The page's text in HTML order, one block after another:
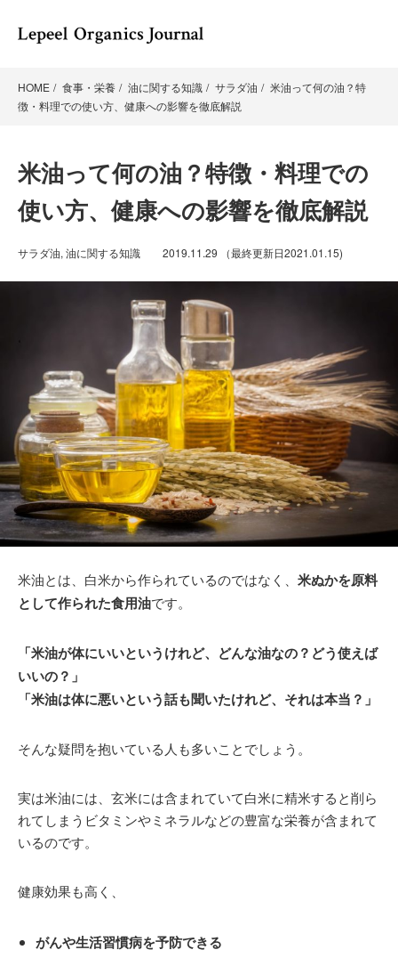
HOME 食事・栄養 油に関する知識 サラダ油
米油って何の油？特
徴・料理での使い方、健康への影響を徹底解説
米油って何の油？特徴・料理での
使い方、健康への影響を徹底解説
サラダ油, 油に関する知識 2019.11.29 （最終更新日2021.01.15)
米油とは、白米から作られているのではなく、 米ぬかを原料
として作られた食用油です。
「米油が体にいいというけれど、どんな油なの？どう使えば
いいの？」
「米油は体に悪いという話も聞いたけれど、それは本当？」
そんな疑問を抱いている人も多いことでしょう。
実は米油には、玄米には含まれていて白米に精米すると削ら
れてしまうビタミンやミネラルなどの豊富な栄養が含まれて
いるのです。
健康効果も高く、
がんや生活習慣病を予防できる